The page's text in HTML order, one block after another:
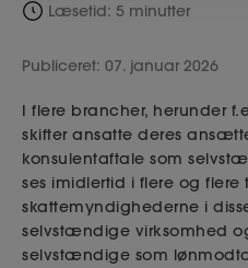
Ase Selvstændig
Dokumenter.dk
Læsetid: 5 minutter
Publiceret: 07. januar 2026
I flere brancher, herunder
skifter ansatte deres
konsulentaftale som
ses imidlertid i flere og
skattemyndighederne i
selvstændige virksomhed
selvstændige som